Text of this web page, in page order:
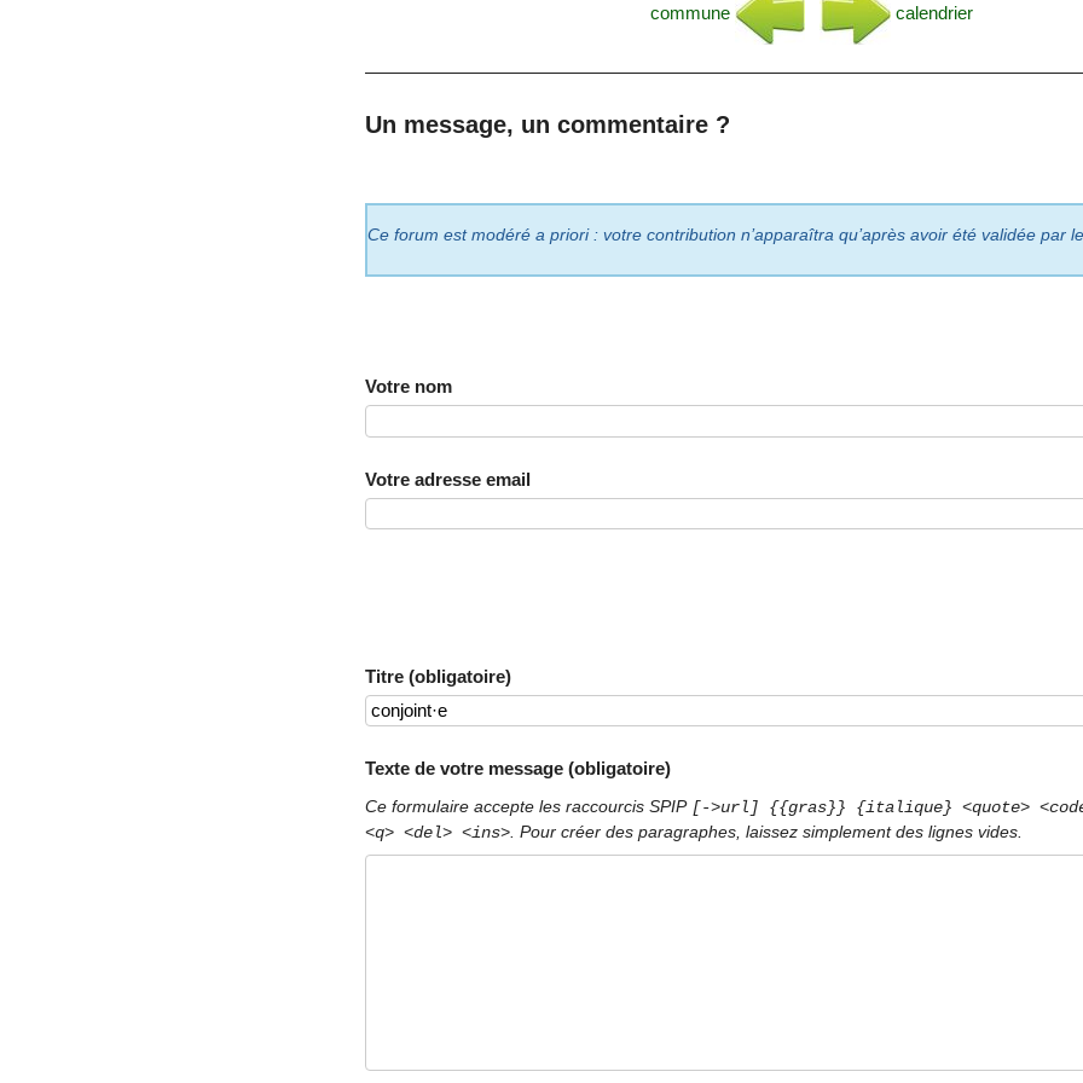
commune calendrier
Un message, un commentaire ?
Ce forum est modéré a priori : votre contribution n’apparaîtra qu’après avoir été validée par
Votre nom
Votre adresse email
Titre (obligatoire)
Texte de votre message (obligatoire)
Ce formulaire accepte les raccourcis SPIP [->url] {{gras}} {italique} <quote>
<q> <del> <ins>. Pour créer des paragraphes, laissez simplement des lignes vides.